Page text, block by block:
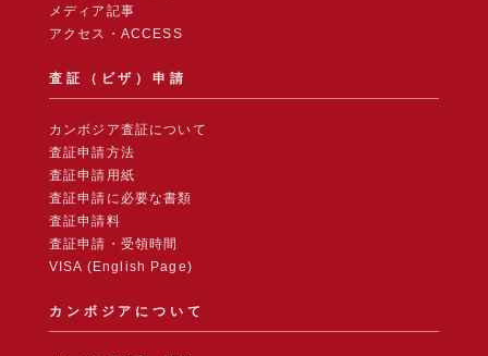
メディア記事
アクセス・ACCESS
査証（ビザ）申請
カンボジア査証について
査証申請方法
査証申請用紙
査証申請に必要な書類
査証申請料
査証申請・受領時間
VISA (English Page)
カンボジアについて